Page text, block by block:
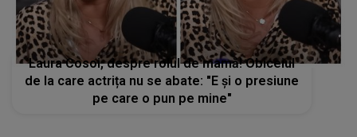
Laura Cosoi, despre rolul de mamă! Obiceiul
de la care actrița nu se abate: "E și o presiune
pe care o pun pe mine"